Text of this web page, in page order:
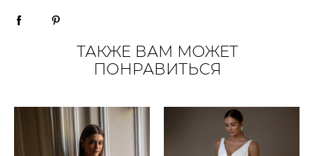
ТАКЖЕ ВАМ МОЖЕТ
ПОНРАВИТЬСЯ